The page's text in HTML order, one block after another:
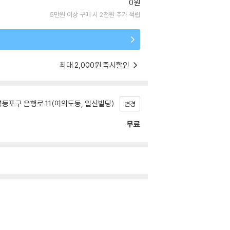
0원
5만원 이상 구매 시 2천원 추가 적립
최대 2,000원 즉시할인
포구 은행로 11(여의도동, 일신빌딩) 변경
무료